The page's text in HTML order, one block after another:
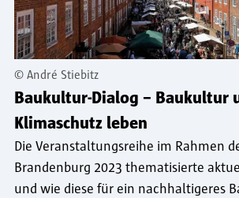
© André Stiebitz
Baukultur-Dialog – Baukultur
Klimaschutz leben
Die Veranstaltungsreihe im Rahmen
Brandenburg 2023 thematisierte
und wie diese für ein nachhaltigeres